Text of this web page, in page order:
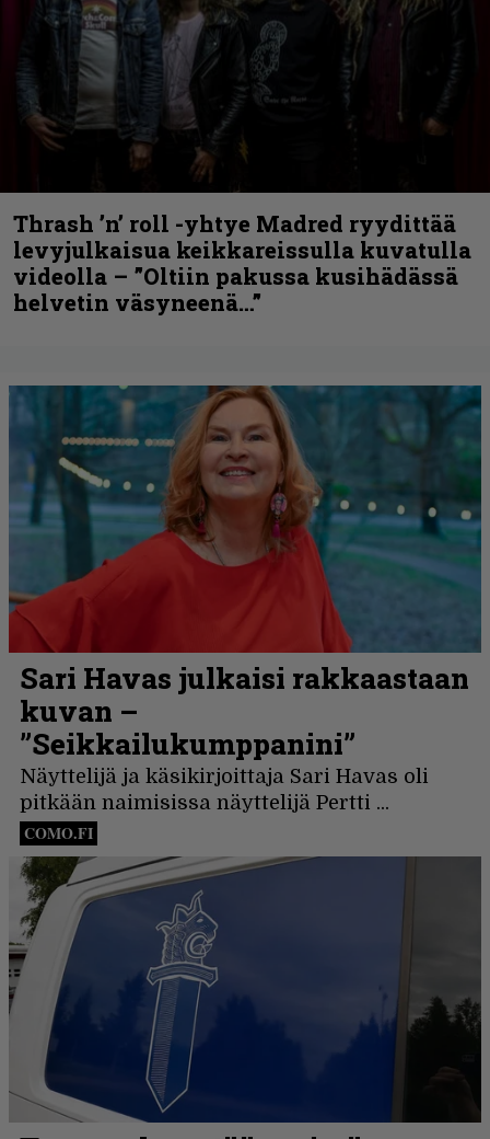
Thrash ’n’ roll -yhtye Madred ryydittää
levyjulkaisua keikkareissulla kuvatulla
videolla – ”Oltiin pakussa kusihädässä
helvetin väsyneenä…”